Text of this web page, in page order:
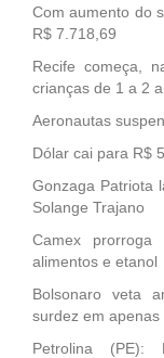
Com aumento do
R$ 7.718,69
Recife começa,
crianças de 1 a 2
Aeronautas
Dólar cai para R$
Gonzaga Patriota
Solange Trajano
Camex prorroga
alimentos e etanol
Bolsonaro veta
surdez em
Petrolina (PE):